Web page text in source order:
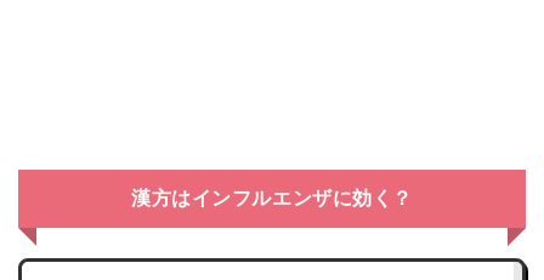
漢方はインフルエンザに効く？